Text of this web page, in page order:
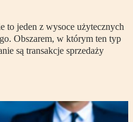
to jeden z wysoce użytecznych
Obszarem, w którym ten typ
są transakcje sprzedaży